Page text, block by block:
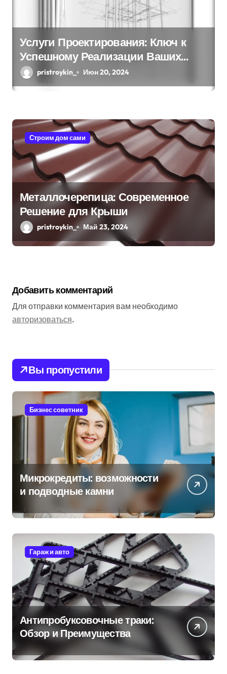
Услуги Проектирования: Ключ к
Успешному Реализации Ваших
Идейpristroykin_ Июн 20, 2024
Строим дом сами
Металлочерепица: Современное
Решение для Крыши
pristroykin_ Май 23, 2024
Добавить комментарий
Для отправки комментария вам необходимо
авторизоваться.
Вы пропустили
Бизнес советник
Микрокредиты: возможности
и подводные камни
Гараж и авто
Антипробуксовочные траки:
Обзор и Преимущества